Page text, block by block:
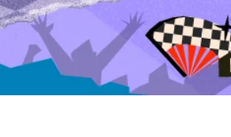
Search
Input